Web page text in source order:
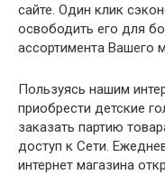
сайте. Один клик
освободить его для
ассортимента Вашего
Пользуясь нашим
приобрести детские
заказать партию
доступ к Сети.
интернет магазина